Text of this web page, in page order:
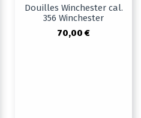
Douilles Winchester cal.
356 Winchester
70,00 €